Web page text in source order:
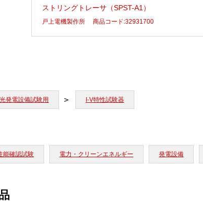
ストリングトレーサ（SPST-A1）
戸上電機製作所 商品コード:32931700
発電設備試験用 I-V特性試験器
能確認試験 電力・クリーンエネルギー 発電設備